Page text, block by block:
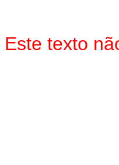
Este texto